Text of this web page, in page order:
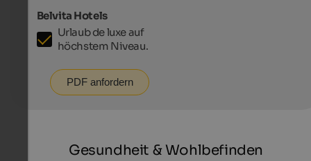
Belvita Hotels
Urlaub de luxe auf
höchstem Niveau.
PDF anfordern
Gesundheit & Wohlbefinden